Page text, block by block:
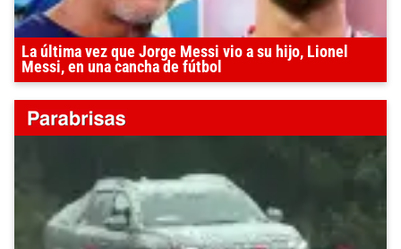
La última vez que Jorge Messi vio a su hijo, Lionel
Messi, en una cancha de fútbol